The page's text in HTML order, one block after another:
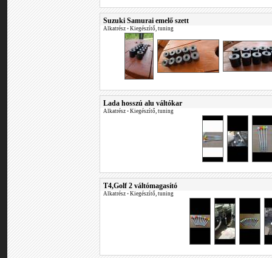
Suzuki Samurai emelő szett
Alkatrész • Kiegészítő, tuning
Lada hosszú alu váltókar
Alkatrész • Kiegészítő, tuning
T4,Golf 2 váltómagasító
Alkatrész • Kiegészítő, tuning